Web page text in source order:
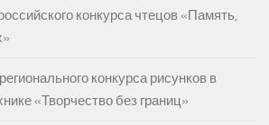
конкурса чтецов «Память,
конкурса рисунков в
«Творчество без границ»